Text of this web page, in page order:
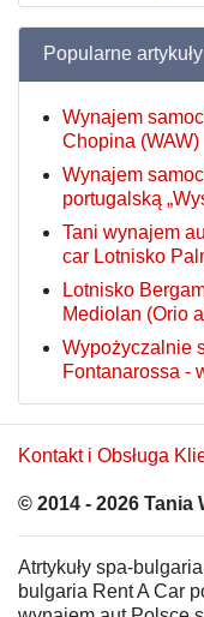
Popularne
Wynajem
Chopina (WAW)
Wynajem
portugalską
Tani wynajem
car Lotnisko
Lotnisko
Mediolan (Orio
Wypożyczalnie
Fontanarossa -
Kontakt i Obsługa
© 2014 - 2026
Atrtykuły spa-
bulgaria Rent A Car